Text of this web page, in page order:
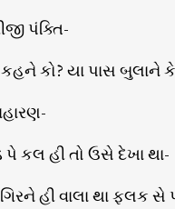
પંક્તિ-
કો? યા પાસ બુલાને
પે કલ હી તો ઉસે દેખા થા-
હી વાલા થા ફલક સે